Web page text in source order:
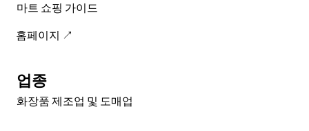
마트 쇼핑 가이드
홈페이지 ↗
업종
화장품 제조업 및 도매업